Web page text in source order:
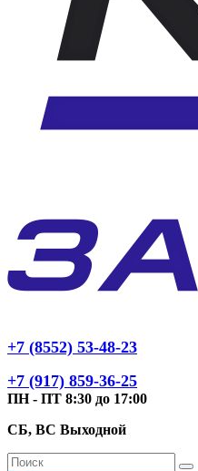
+7 (8552) 53-48-23
+7 (917) 859-36-25
ПН - ПТ 8:30 до 17:00
СБ, ВС Выходной